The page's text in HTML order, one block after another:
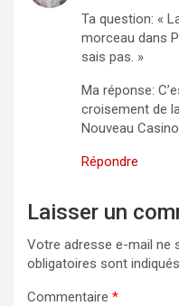
Ta question: «
morceau dans
sais pas. »
Ma réponse:
croisement de
Nouveau
Répondre
Laisser un
Votre adresse e-mail ne
obligatoires sont
Commentaire *